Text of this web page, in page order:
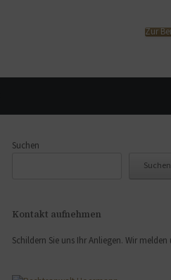
Zur
Suchen
Suchen
Kontakt aufnehmen
Schildern Sie uns Ihr Anliegen. Wir